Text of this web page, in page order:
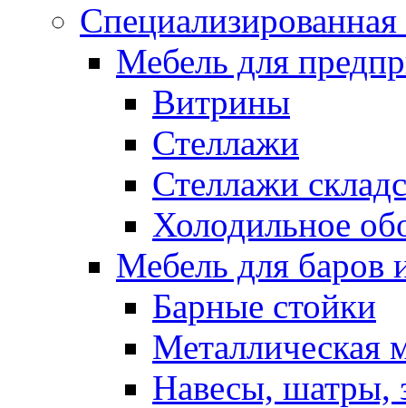
Специализированная
Мебель для
Витрины
Стеллажи
Стеллажи
Холодильное
Мебель для баров
Барные стойки
Металлическая
Навесы, шатры,